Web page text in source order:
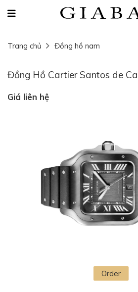
Trang chủ Đồng hồ nam
Đồng Hồ Cartier Santos de
Giá liên hệ
Order